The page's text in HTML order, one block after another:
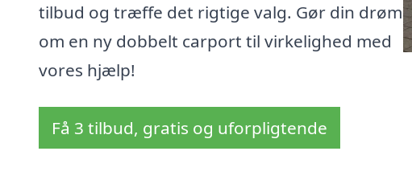
tilbud og træffe det rigtige valg. Gør din drøm
om en ny dobbelt carport til virkelighed med
vores hjælp!
Få 3 tilbud, gratis og uforpligtende